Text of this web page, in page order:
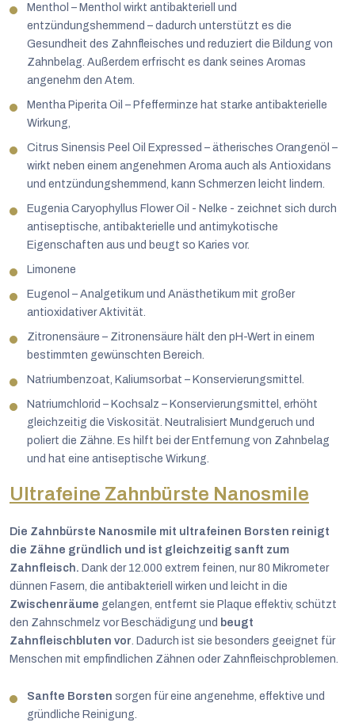
Menthol – Menthol wirkt antibakteriell und
entzündungshemmend – dadurch unterstützt es die
Gesundheit des Zahnfleisches und reduziert die Bildung von
Zahnbelag. Außerdem erfrischt es dank seines Aromas
angenehm den Atem.
Mentha Piperita Oil – Pfefferminze hat starke antibakterielle
Wirkung,
Citrus Sinensis Peel Oil Expressed – ätherisches Orangenöl –
wirkt neben einem angenehmen Aroma auch als Antioxidans
und entzündungshemmend, kann Schmerzen leicht lindern.
Eugenia Caryophyllus Flower Oil - Nelke - zeichnet sich durch
antiseptische, antibakterielle und antimykotische
Eigenschaften aus und beugt so Karies vor.
Limonene
Eugenol – Analgetikum und Anästhetikum mit großer
antioxidativer Aktivität.
Zitronensäure – Zitronensäure hält den pH-Wert in einem
bestimmten gewünschten Bereich.
Natriumbenzoat, Kaliumsorbat – Konservierungsmittel.
Natriumchlorid – Kochsalz – Konservierungsmittel, erhöht
gleichzeitig die Viskosität. Neutralisiert Mundgeruch und
poliert die Zähne. Es hilft bei der Entfernung von Zahnbelag
und hat eine antiseptische Wirkung.
Ultrafeine Zahnbürste Nanosmile
Die Zahnbürste Nanosmile mit ultrafeinen Borsten reinigt
die Zähne gründlich und ist gleichzeitig sanft zum
Zahnfleisch. Dank der 12.000 extrem feinen, nur 80 Mikrometer
dünnen Fasern, die antibakteriell wirken und leicht in die
Zwischenräume gelangen, entfernt sie Plaque effektiv, schützt
den Zahnschmelz vor Beschädigung und beugt
Zahnfleischbluten vor. Dadurch ist sie besonders geeignet für
Menschen mit empfindlichen Zähnen oder Zahnfleischproblemen.
Sanfte Borsten sorgen für eine angenehme, effektive und
gründliche Reinigung.